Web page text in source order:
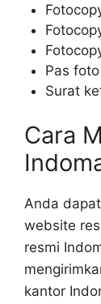
Pas
Surat
Cara
Anda
website
resmi
kantor